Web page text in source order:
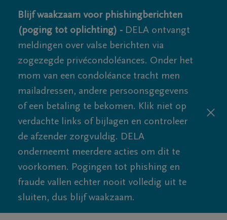
Blijf waakzaam voor phishingberichten
(poging tot oplichting) - DELA ontvangt
meldingen over valse berichten via
zogezegde privécondoléances. Onder het
mom van een condoléance tracht men
mailadressen, andere persoonsgegevens
of een betaling te bekomen. Klik niet op
verdachte links of bijlagen en controleer
de afzender zorgvuldig. DELA
onderneemt meerdere acties om dit te
voorkomen. Pogingen tot phishing en
fraude vallen echter nooit volledig uit te
sluiten, dus blijf waakzaam.